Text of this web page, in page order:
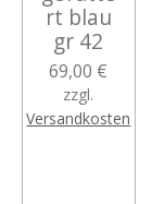
rt blau
gr 42
69,00 €
zzgl.
Versandkosten